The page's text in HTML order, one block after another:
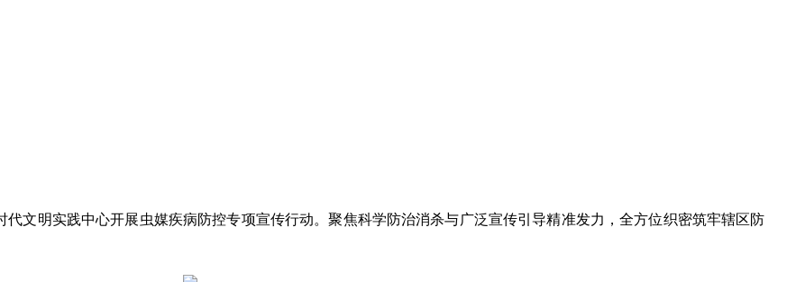
文明实践中心开展虫媒疾病防控专项宣传行动。聚焦科学防治消杀与广泛宣传引导精准发力，全方位织密筑牢辖区防